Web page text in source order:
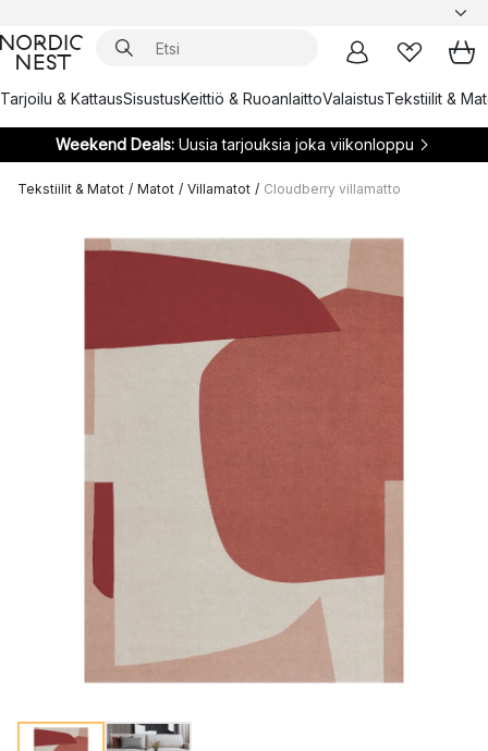
Tarjoilu & KattausSisustusKeittiö & RuoanlaittoValaistusTekstiilit &
Weekend Deals:Uusia tarjouksia joka viikonloppu
Tekstiilit & Matot / Matot / Villamatot / Cloudberry villamatto